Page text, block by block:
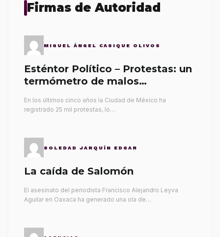
Firmas de Autoridad
MIGUEL ÁNGEL CASIQUE OLIVOS
Esténtor Político – Protestas: un
termómetro de malos
En los últimos cinco años la Ciudad de México ha
registrado 25 mil protestas, lo…
SOLEDAD JARQUÍN EDGAR
La caída de Salomón
El asesinato del periodista Francisco Alejandro Leyva
Aguilar en Oaxaca ha generado una ola de…